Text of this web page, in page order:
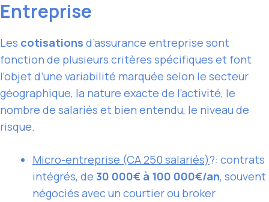
Entreprise
Les cotisations d’assurance entreprise sont
fonction de plusieurs critères spécifiques et font
l’objet d’une variabilité marquée selon le secteur
géographique, la nature exacte de l’activité, le
nombre de salariés et bien entendu, le niveau de
risque.
Micro-entreprise (CA 250 salariés)?: contrats
intégrés, de 30 000€ à 100 000€/an, souvent
négociés avec un courtier ou broker